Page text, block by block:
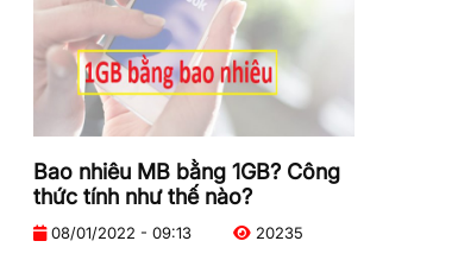
Bao nhiêu MB bằng 1GB? Công
thức tính như thế nào?
08/01/2022 - 09:13 20235